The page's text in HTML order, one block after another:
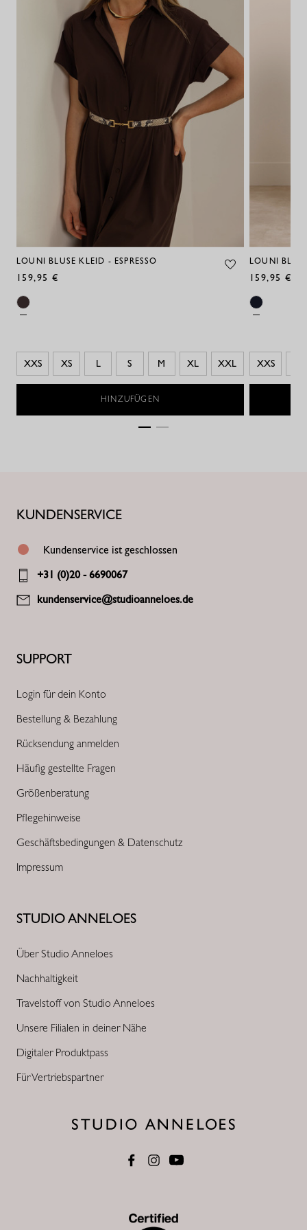
LOUNI BLUSE KLEID - ESPRESSO
159,95 €
XXS XS L S M XL XXL
HINZUFÜGEN
LOUNI
159,95 €
XXS
STUDIO ANNELOES
Über Studio Anneloes
Nachhaltigkeit
Travelstoff von Studio Anneloes
Unsere Filialen in deiner Nähe
Digitaler Produktpass
Für Vertriebspartner
SUPPORT
Login für dein Konto
Bestellung & Bezahlung
Rücksendung anmelden
Häufig gestellte Fragen
Größenberatung
Pflegehinweise
Geschäftsbedingungen & Datenschutz
Impressum
KUNDENSERVICE
Kundenservice ist geschlossen
+31 (0)20 - 6690067
kundenservice@studioanneloes.de